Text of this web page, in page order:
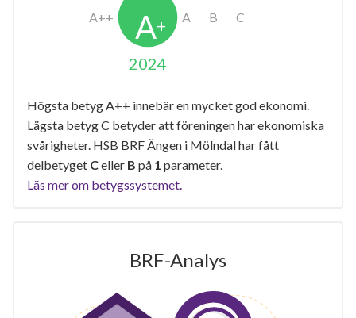
2024
Högsta betyg A++ innebär en mycket god ekonomi.
Lägsta betyg C betyder att föreningen har ekonomiska
svårigheter. HSB BRF Ängen i Mölndal har fått
delbetyget Celler B på 1 parameter.
Läs mer om betygssystemet.
BRF-Analys